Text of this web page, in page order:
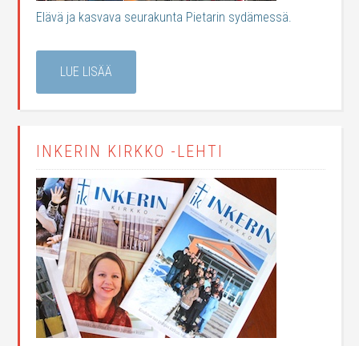
Elävä ja kasvava seurakunta Pietarin sydämessä.
LUE LISÄÄ
INKERIN KIRKKO -LEHTI